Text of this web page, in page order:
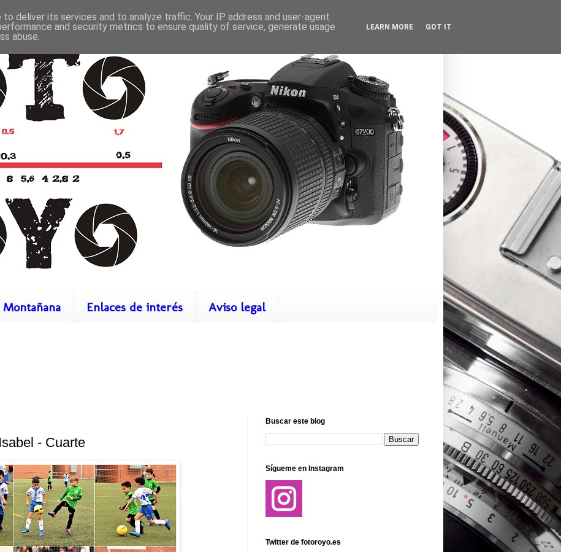
Enlaces de interés Aviso legal
- Cuarte
Buscar este blog
Sígueme en Instagram
Twitter de fotoroyo.es
deliver its services and to analyze traffic. Your IP address and user-agent
and security metrics to ensure quality of service, generate usage
abuse.
LEARN MORE GOT IT